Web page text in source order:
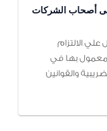
أصحاب الشركات
الالتزام
المعمول بها في
والقوانين